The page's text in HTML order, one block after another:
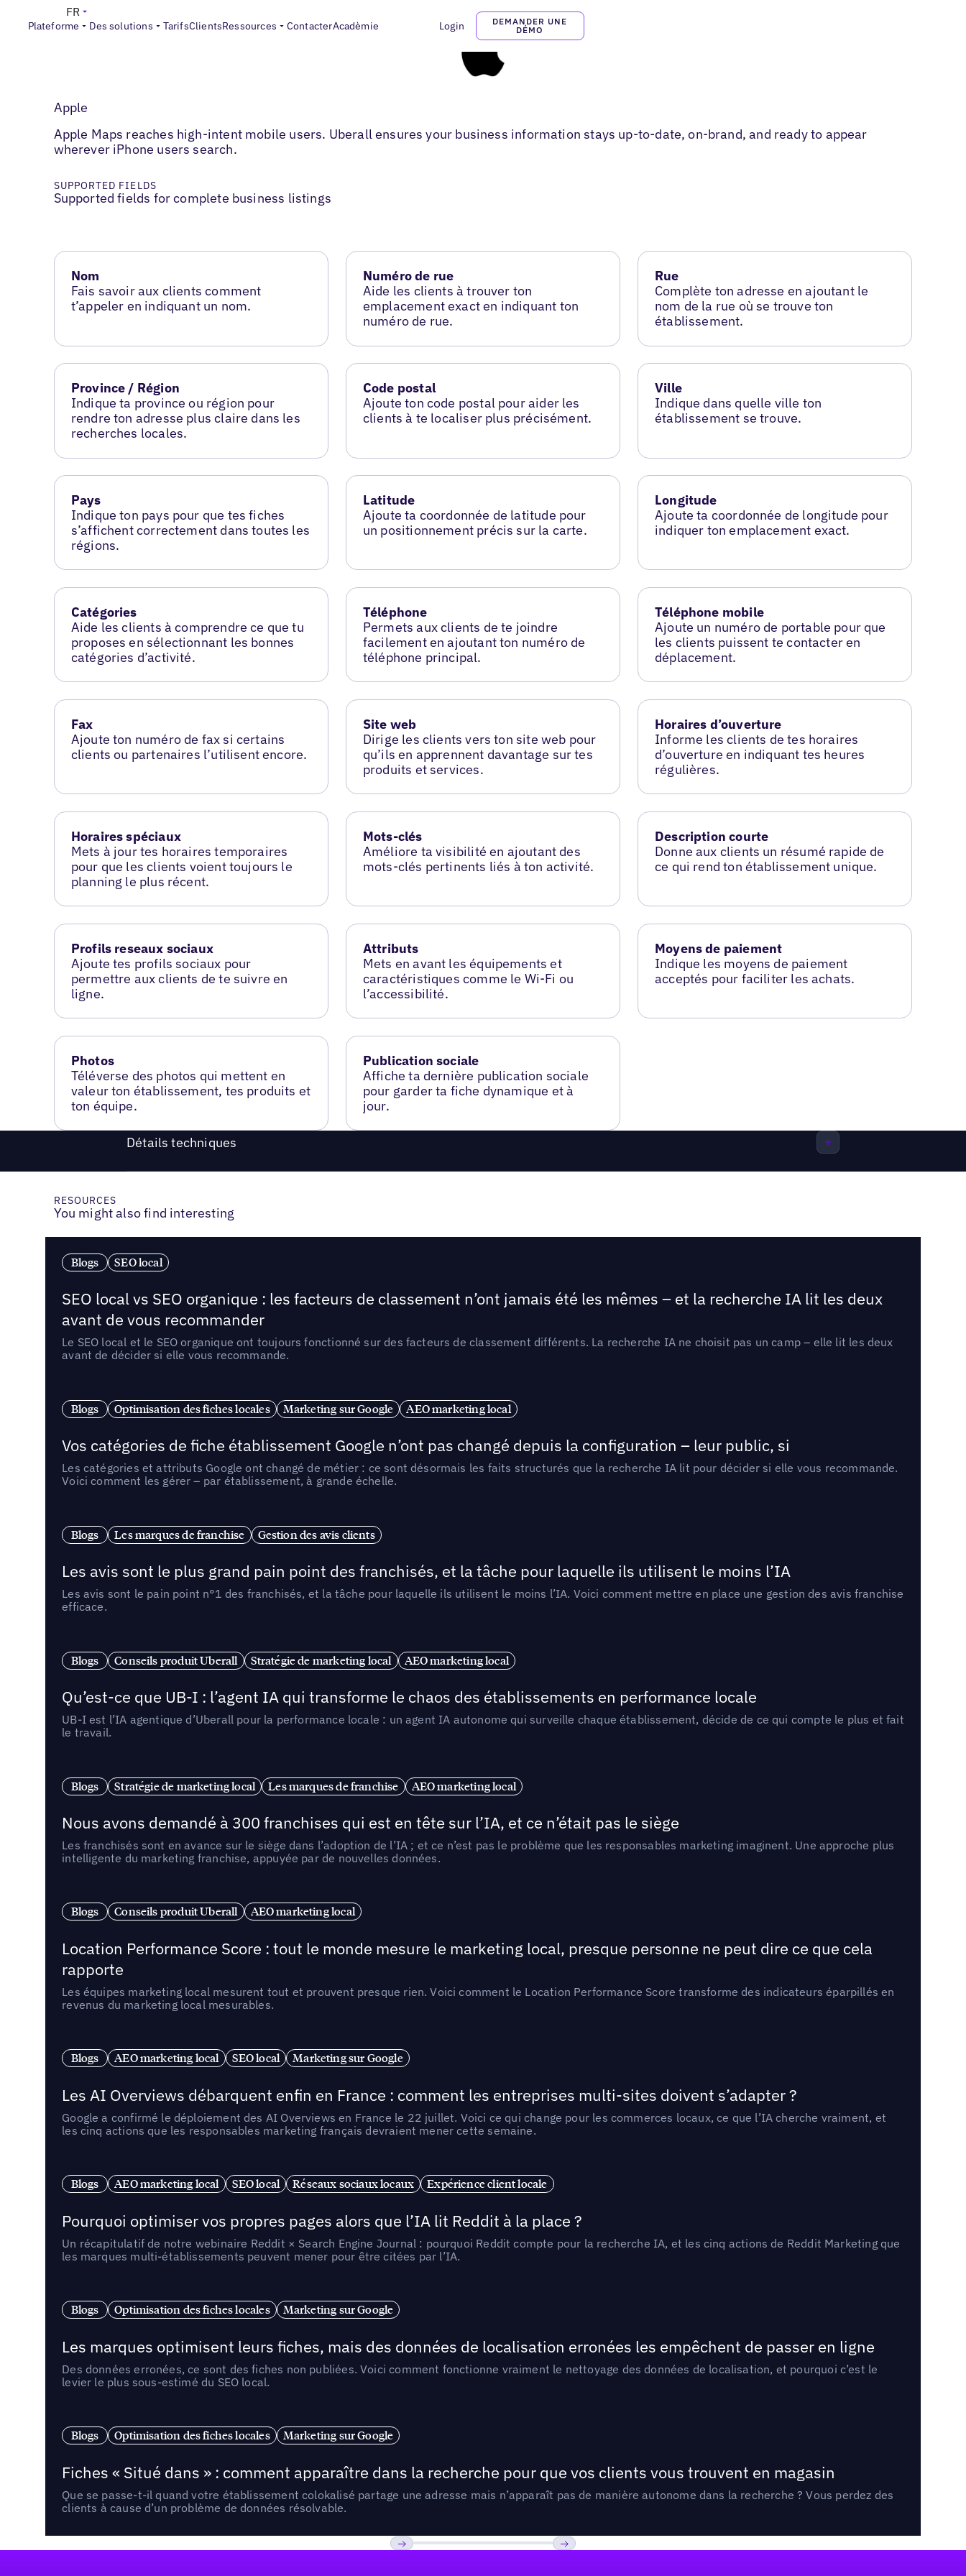
Plateforme Des solutions TarifsClientsRessources ContacterAcadèmie Login
DEMANDER UNE
DÉMO
FR
Apple
Apple Maps reaches high-intent mobile users. Uberall ensures your business information stays up-to-date, on-brand, and ready to appear
wherever iPhone users search.
SUPPORTED FIELDS
Supported fields for complete business listings
Nom
Fais savoir aux clients comment
t’appeler en indiquant un nom.
Numéro de rue
Aide les clients à trouver ton
emplacement exact en indiquant ton
numéro de rue.
Rue
Complète ton adresse en ajoutant le
nom de la rue où se trouve ton
établissement.
Province / Région
Indique ta province ou région pour
rendre ton adresse plus claire dans les
recherches locales.
Code postal
Ajoute ton code postal pour aider les
clients à te localiser plus précisément.
Ville
Indique dans quelle ville ton
établissement se trouve.
Pays
Indique ton pays pour que tes fiches
s’affichent correctement dans toutes les
régions.
Latitude
Ajoute ta coordonnée de latitude pour
un positionnement précis sur la carte.
Longitude
Ajoute ta coordonnée de longitude pour
indiquer ton emplacement exact.
Catégories
Aide les clients à comprendre ce que tu
proposes en sélectionnant les bonnes
catégories d’activité.
Téléphone
Permets aux clients de te joindre
facilement en ajoutant ton numéro de
téléphone principal.
Téléphone mobile
Ajoute un numéro de portable pour que
les clients puissent te contacter en
déplacement.
Fax
Ajoute ton numéro de fax si certains
clients ou partenaires l’utilisent encore.
Site web
Dirige les clients vers ton site web pour
qu’ils en apprennent davantage sur tes
produits et services.
Horaires d’ouverture
Informe les clients de tes horaires
d’ouverture en indiquant tes heures
régulières.
Horaires spéciaux
Mets à jour tes horaires temporaires
pour que les clients voient toujours le
planning le plus récent.
Mots-clés
Améliore ta visibilité en ajoutant des
mots-clés pertinents liés à ton activité.
Description courte
Donne aux clients un résumé rapide de
ce qui rend ton établissement unique.
Profils reseaux sociaux
Ajoute tes profils sociaux pour
permettre aux clients de te suivre en
ligne.
Attributs
Mets en avant les équipements et
caractéristiques comme le Wi-Fi ou
l’accessibilité.
Moyens de paiement
Indique les moyens de paiement
acceptés pour faciliter les achats.
Photos
Téléverse des photos qui mettent en
valeur ton établissement, tes produits et
ton équipe.
Publication sociale
Affiche ta dernière publication sociale
pour garder ta fiche dynamique et à
jour.
Détails techniques
RESOURCES
You might also find interesting
Blogs SEO local
SEO local vs SEO organique : les facteurs de classement n’ont jamais été les mêmes – et la recherche IA lit les deux
avant de vous recommander
Le SEO local et le SEO organique ont toujours fonctionné sur des facteurs de classement différents. La recherche IA ne choisit pas un camp – elle lit les deux
avant de décider si elle vous recommande.
Blogs Optimisation des fiches locales Marketing sur Google AEO marketing local
Vos catégories de fiche établissement Google n’ont pas changé depuis la configuration – leur public, si
Les catégories et attributs Google ont changé de métier : ce sont désormais les faits structurés que la recherche IA lit pour décider si elle vous recommande.
Voici comment les gérer – par établissement, à grande échelle.
Blogs Les marques de franchise Gestion des avis clients
Les avis sont le plus grand pain point des franchisés, et la tâche pour laquelle ils utilisent le moins l’IA
Les avis sont le pain point n°1 des franchisés, et la tâche pour laquelle ils utilisent le moins l’IA. Voici comment mettre en place une gestion des avis franchise
efficace.
Blogs Conseils produit Uberall Stratégie de marketing local AEO marketing local
Qu’est-ce que UB-I : l’agent IA qui transforme le chaos des établissements en performance locale
UB-I est l’IA agentique d’Uberall pour la performance locale : un agent IA autonome qui surveille chaque établissement, décide de ce qui compte le plus et fait
le travail.
Blogs Stratégie de marketing local Les marques de franchise AEO marketing local
Nous avons demandé à 300 franchises qui est en tête sur l’IA, et ce n’était pas le siège
Les franchisés sont en avance sur le siège dans l’adoption de l’IA ; et ce n’est pas le problème que les responsables marketing imaginent. Une approche plus
intelligente du marketing franchise, appuyée par de nouvelles données.
Blogs Conseils produit Uberall AEO marketing local
Location Performance Score : tout le monde mesure le marketing local, presque personne ne peut dire ce que cela
rapporte
Les équipes marketing local mesurent tout et prouvent presque rien. Voici comment le Location Performance Score transforme des indicateurs éparpillés en
revenus du marketing local mesurables.
Blogs AEO marketing local SEO local Marketing sur Google
Les AI Overviews débarquent enfin en France : comment les entreprises multi-sites doivent s’adapter ?
Google a confirmé le déploiement des AI Overviews en France le 22 juillet. Voici ce qui change pour les commerces locaux, ce que l’IA cherche vraiment, et
les cinq actions que les responsables marketing français devraient mener cette semaine.
Blogs AEO marketing local SEO local Réseaux sociaux locaux Expérience client locale
Pourquoi optimiser vos propres pages alors que l’IA lit Reddit à la place ?
Un récapitulatif de notre webinaire Reddit × Search Engine Journal : pourquoi Reddit compte pour la recherche IA, et les cinq actions de Reddit Marketing que
les marques multi-établissements peuvent mener pour être citées par l’IA.
Blogs Optimisation des fiches locales Marketing sur Google
Les marques optimisent leurs fiches, mais des données de localisation erronées les empêchent de passer en ligne
Des données erronées, ce sont des fiches non publiées. Voici comment fonctionne vraiment le nettoyage des données de localisation, et pourquoi c’est le
levier le plus sous-estimé du SEO local.
Blogs Optimisation des fiches locales Marketing sur Google
Fiches « Situé dans » : comment apparaître dans la recherche pour que vos clients vous trouvent en magasin
Que se passe-t-il quand votre établissement colokalisé partage une adresse mais n’apparaît pas de manière autonome dans la recherche ? Vous perdez des
clients à cause d’un problème de données résolvable.